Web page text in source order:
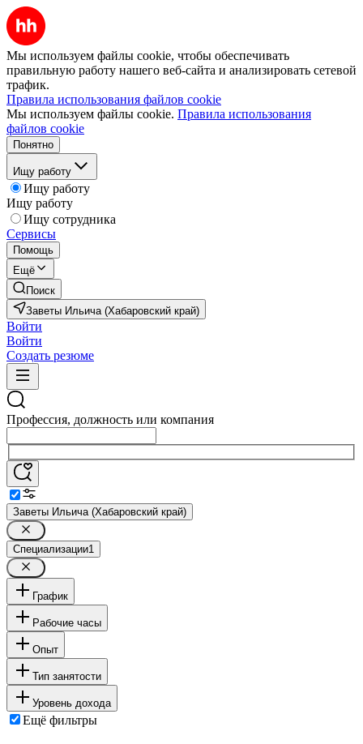
Мы используем файлы cookie, чтобы обеспечивать
правильную работу нашего веб-сайта и анализировать сетевой
трафик.
Правила использования файлов cookie
Мы используем файлы cookie. Правила использования
файлов cookie
Понятно
Ищу работу
Ищу работу
Ищу работу
Ищу сотрудника
Сервисы
Помощь
Ещё
Поиск
Заветы Ильича (Хабаровский край)
Войти
Войти
Создать резюме
Профессия, должность или компания
Заветы Ильича (Хабаровский край)
Специализации1
График
Рабочие часы
Опыт
Тип занятости
Уровень дохода
Ещё фильтры